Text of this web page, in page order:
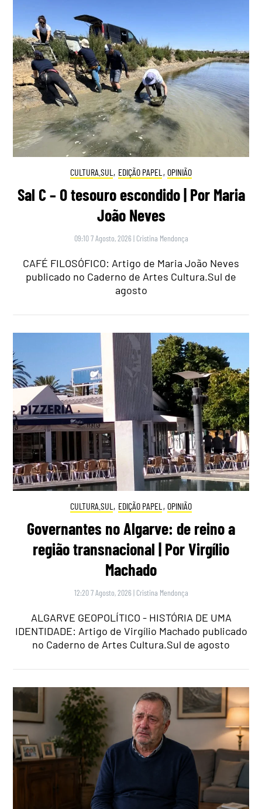
CULTURA.SUL , EDIÇÃO PAPEL , OPINIÃO
Sal C – O tesouro escondido | Por Maria
João Neves
09:10 7 Agosto, 2026 | Cristina Mendonça
CAFÉ FILOSÓFICO: Artigo de Maria João Neves
publicado no Caderno de Artes Cultura.Sul de
agosto
CULTURA.SUL , EDIÇÃO PAPEL , OPINIÃO
Governantes no Algarve: de reino a
região transnacional | Por Virgílio
Machado
12:20 7 Agosto, 2026 | Cristina Mendonça
ALGARVE GEOPOLÍTICO - HISTÓRIA DE UMA
IDENTIDADE: Artigo de Virgílio Machado publicado
no Caderno de Artes Cultura.Sul de agosto